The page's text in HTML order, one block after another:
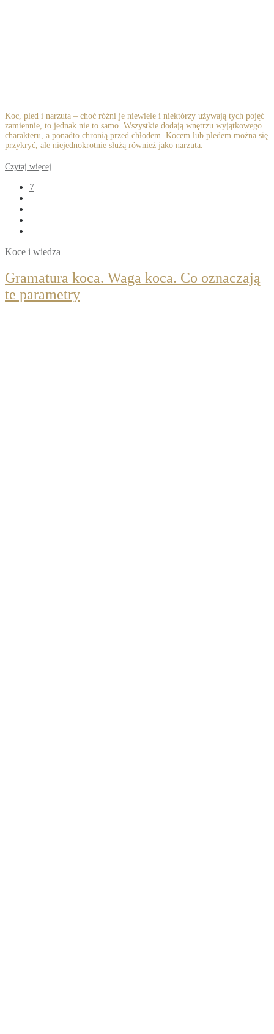
Koc, pled i narzuta – choć różni je niewiele i niektórzy używają tych pojęć
zamiennie, to jednak nie to samo. Wszystkie dodają wnętrzu wyjątkowego
charakteru, a ponadto chronią przed chłodem. Kocem lub pledem można się
przykryć, ale niejednokrotnie służą również jako narzuta.
Czytaj więcej
7
Koce i wiedza
Gramatura koca. Waga koca. Co oznaczają
te parametry